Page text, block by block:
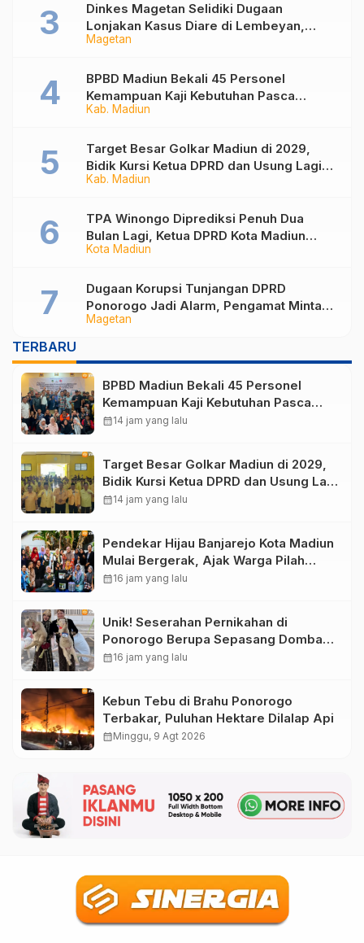
Magetan
Dinkes Magetan Selidiki Dugaan
Lonjakan Kasus Diare di Lembeyan,
Lakukan Penyelidikan Epidemiologi
Kab. Madiun
BPBD Madiun Bekali 45 Personel
Kemampuan Kaji Kebutuhan Pasca
Bencana
Kab. Madiun
Target Besar Golkar Madiun di 2029,
Bidik Kursi Ketua DPRD dan Usung Lagi
Hari Wuryanto
Kota Madiun
TPA Winongo Diprediksi Penuh Dua
Bulan Lagi, Ketua DPRD Kota Madiun
Desak Pemkot Percepat Penanganan
Magetan
Dugaan Korupsi Tunjangan DPRD
Ponorogo Jadi Alarm, Pengamat Minta
Magetan Perkuat Tata Kelola
TERBARU
BPBD Madiun Bekali 45 Personel
Kemampuan Kaji Kebutuhan Pasca
Bencana
calendar_month14 jam yang lalu
Target Besar Golkar Madiun di 2029,
Bidik Kursi Ketua DPRD dan Usung Lagi
Hari Wuryanto
calendar_month14 jam yang lalu
Pendekar Hijau Banjarejo Kota Madiun
Mulai Bergerak, Ajak Warga Pilah
Sampah dari Rumah
calendar_month16 jam yang lalu
Unik! Seserahan Pernikahan di
Ponorogo Berupa Sepasang Domba
Merino
calendar_month16 jam yang lalu
Kebun Tebu di Brahu Ponorogo
Terbakar, Puluhan Hektare Dilalap Api
calendar_monthMinggu, 9 Agt 2026